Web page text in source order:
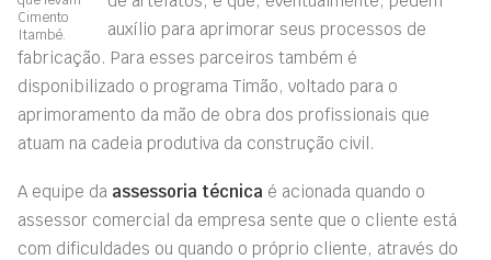
Cimento
Itambé.
auxílio para aprimorar seus processos de
fabricação. Para esses parceiros também é
disponibilizado o programa Timão, voltado para o
aprimoramento da mão de obra dos profissionais que
atuam na cadeia produtiva da construção civil.
A equipe da assessoria técnica é acionada quando o
assessor comercial da empresa sente que o cliente está
com dificuldades ou quando o próprio cliente, através do